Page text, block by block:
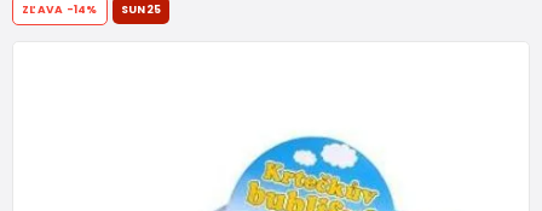
ZĽAVA -14% SUN25